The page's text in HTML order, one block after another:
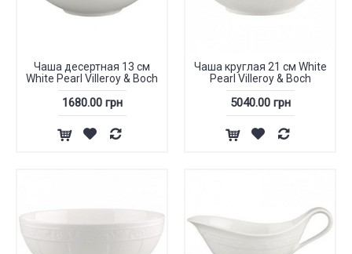
Чаша десертная 13 см
White Pearl Villeroy & Boch
1680.00 грн
Чаша круглая 21 см White
Pearl Villeroy & Boch
5040.00 грн